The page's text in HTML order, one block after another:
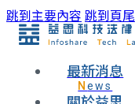
跳到主要內容 跳到頁尾
最新消息
News